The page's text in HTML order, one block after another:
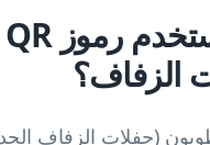
من يستخدم رموز QR
الزفاف؟
(حفلات الزفاف